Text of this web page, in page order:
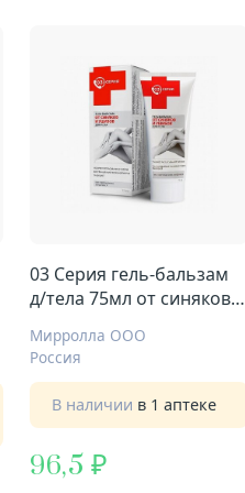
03 Серия гель-бальзам
д/тела 75мл от синяков и
Мирролла ООО
Россия
В наличии в 1 аптеке
96,5